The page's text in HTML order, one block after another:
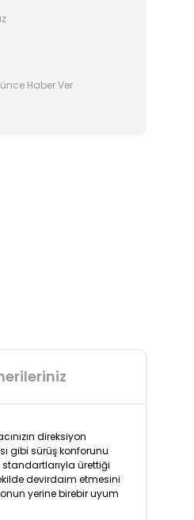
Haber Ver
direksiyon
gibi sürüş konforunu
ürettiği
devirdaim etmesini
yerine birebir uyum